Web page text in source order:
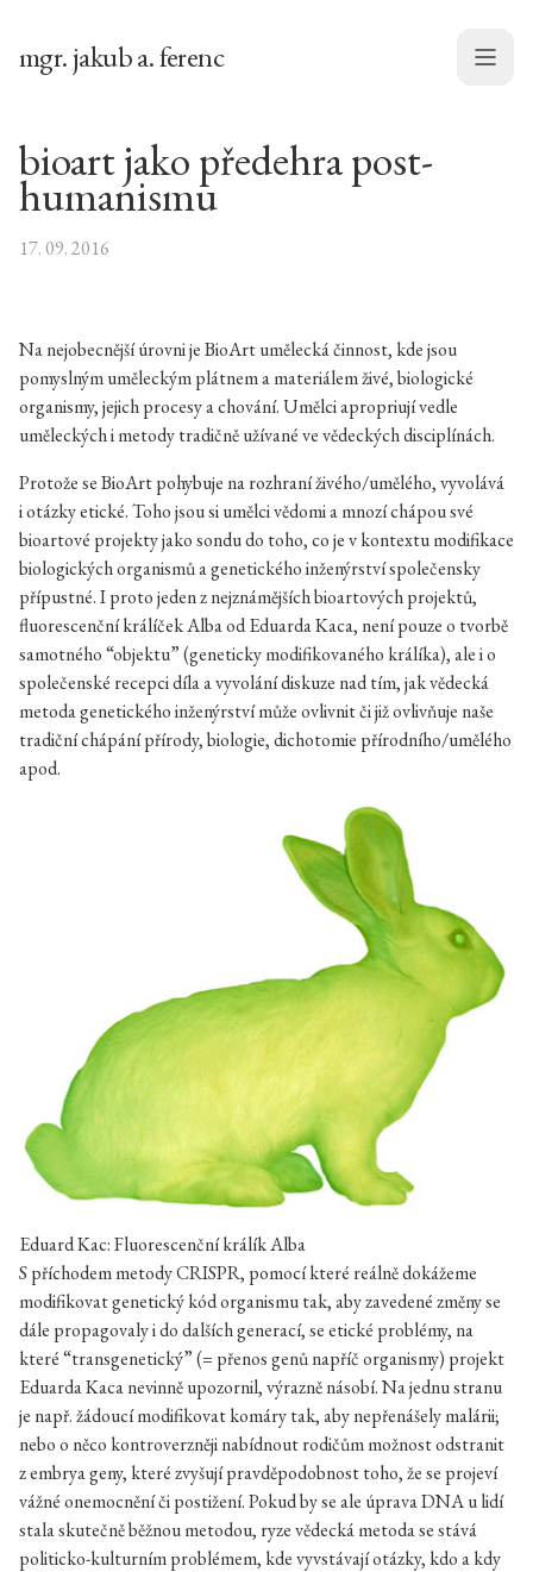
mgr. jakub a. ferenc Menu
bioart jako předehra post-
humanismu
17. 09. 2016
Na nejobecnější úrovni je BioArt umělecká činnost, kde jsou
pomyslným uměleckým plátnem a materiálem živé, biologické
organismy, jejich procesy a chování. Umělci apropriují vedle
uměleckých i metody tradičně užívané ve vědeckých disciplínách.
Protože se BioArt pohybuje na rozhraní živého/umělého, vyvolává
i otázky etické. Toho jsou si umělci vědomi a mnozí chápou své
bioartové projekty jako sondu do toho, co je v kontextu modifikace
biologických organismů a genetického inženýrství společensky
přípustné. I proto jeden z nejznámějších bioartových projektů,
fluorescenční králíček Alba od Eduarda Kaca, není pouze o tvorbě
samotného “objektu” (geneticky modifikovaného králíka), ale i o
společenské recepci díla a vyvolání diskuze nad tím, jak vědecká
metoda genetického inženýrství může ovlivnit či již ovlivňuje naše
tradiční chápání přírody, biologie, dichotomie přírodního/umělého
apod.
Eduard Kac: Fluorescenční králík Alba
S příchodem metody CRISPR, pomocí které reálně dokážeme
modifikovat genetický kód organismu tak, aby zavedené změny se
dále propagovaly i do dalších generací, se etické problémy, na
které “transgenetický” (= přenos genů napříč organismy) projekt
Eduarda Kaca nevinně upozornil, výrazně násobí. Na jednu stranu
je např. žádoucí modifikovat komáry tak, aby nepřenášely malárii;
nebo o něco kontroverzněji nabídnout rodičům možnost odstranit
z embrya geny, které zvyšují pravděpodobnost toho, že se projeví
vážné onemocnění či postižení. Pokud by se ale úprava DNA u lidí
stala skutečně běžnou metodou, ryze vědecká metoda se stává
politicko-kulturním problémem, kde vyvstávají otázky, kdo a kdy